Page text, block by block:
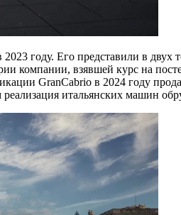
году. Его представили в
компании, взявшей курс на
GranCabrio в 2024 году
итальянских машин